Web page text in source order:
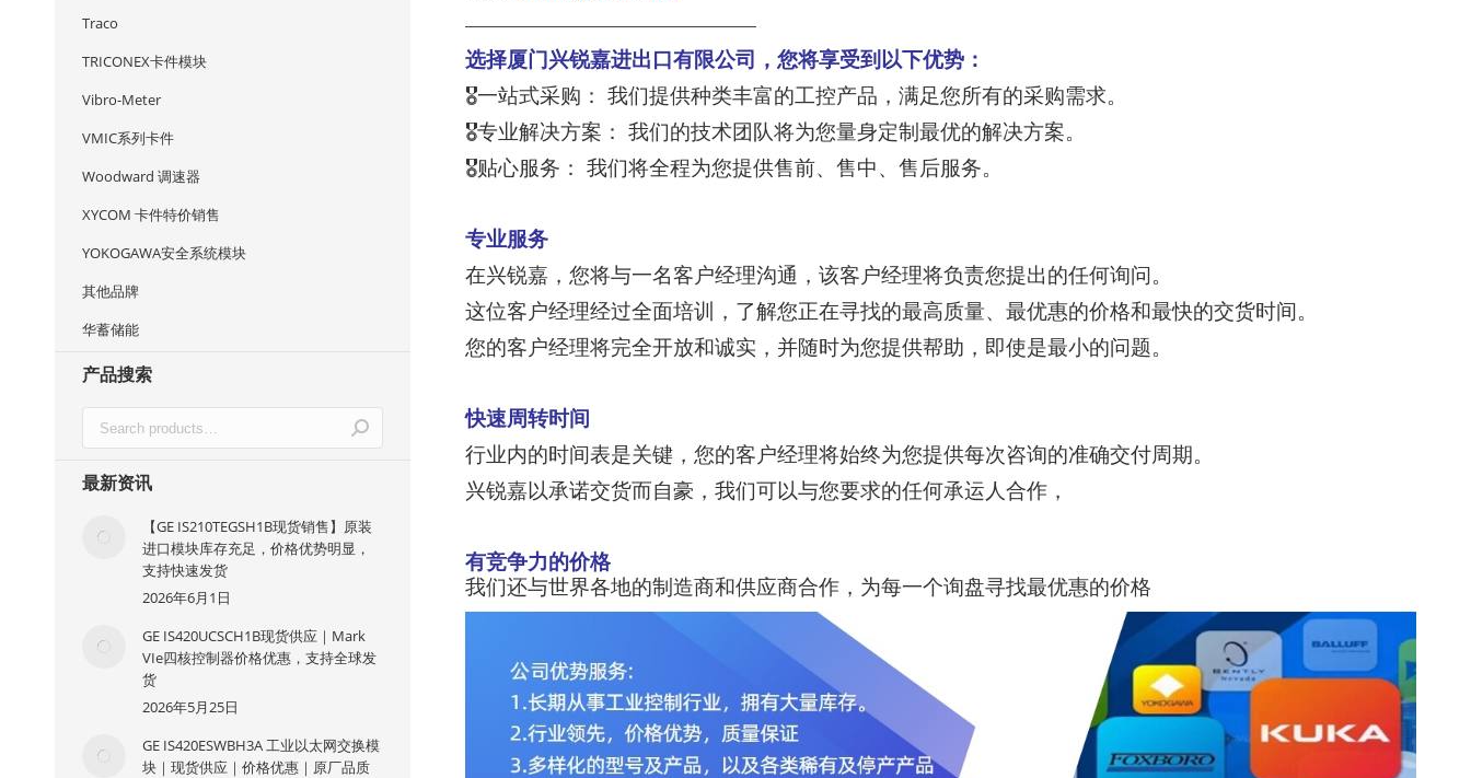
———————————————————
选择厦门兴锐嘉进出口有限公司，您将享受到以下优势：
🎖️一站式采购： 我们提供种类丰富的工控产品，满足您所有的采购需求。
🎖️专业解决方案： 我们的技术团队将为您量身定制最优的解决方案。
🎖️贴心服务： 我们将全程为您提供售前、售中、售后服务。
专业服务
在兴锐嘉，您将与一名客户经理沟通，该客户经理将负责您提出的任何询问。
这位客户经理经过全面培训，了解您正在寻找的最高质量、最优惠的价格和最快的交货时间。
您的客户经理将完全开放和诚实，并随时为您提供帮助，即使是最小的问题。
快速周转时间
行业内的时间表是关键，您的客户经理将始终为您提供每次咨询的准确交付周期。
兴锐嘉以承诺交货而自豪，我们可以与您要求的任何承运人合作，
有竞争力的价格
我们还与世界各地的制造商和供应商合作，为每一个询盘寻找最优惠的价格
Traco
TRICONEX卡件模块
Vibro-Meter
VMIC系列卡件
Woodward 调速器
XYCOM 卡件特价销售
YOKOGAWA安全系统模块
其他品牌
华蓄储能
产品搜索
最新资讯
【GE IS210TEGSH1B现货销售】原装
进口模块库存充足，价格优势明显，
支持快速发货
2026年6月1日
GE IS420UCSCH1B现货供应｜Mark
VIe四核控制器价格优惠，支持全球发
货
2026年5月25日
GE IS420ESWBH3A 工业以太网交换模
块｜现货供应｜价格优惠｜原厂品质